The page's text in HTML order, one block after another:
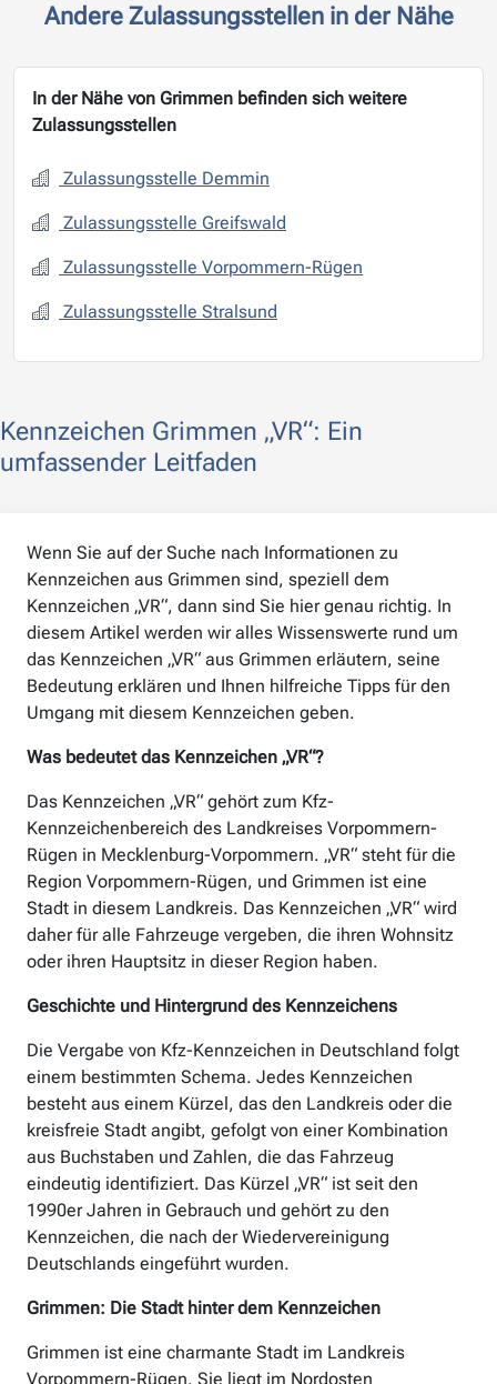
Andere Zulassungsstellen in der Nähe
In der Nähe von Grimmen befinden sich weitere
Zulassungsstellen
Zulassungsstelle Demmin
Zulassungsstelle Greifswald
Zulassungsstelle Vorpommern-Rügen
Zulassungsstelle Stralsund
Kennzeichen Grimmen „VR“: Ein
umfassender Leitfaden
Wenn Sie auf der Suche nach Informationen zu
Kennzeichen aus Grimmen sind, speziell dem
Kennzeichen „VR“, dann sind Sie hier genau richtig. In
diesem Artikel werden wir alles Wissenswerte rund um
das Kennzeichen „VR“ aus Grimmen erläutern, seine
Bedeutung erklären und Ihnen hilfreiche Tipps für den
Umgang mit diesem Kennzeichen geben.
Was bedeutet das Kennzeichen „VR“?
Das Kennzeichen „VR“ gehört zum Kfz-
Kennzeichenbereich des Landkreises Vorpommern-
Rügen in Mecklenburg-Vorpommern. „VR“ steht für die
Region Vorpommern-Rügen, und Grimmen ist eine
Stadt in diesem Landkreis. Das Kennzeichen „VR“ wird
daher für alle Fahrzeuge vergeben, die ihren Wohnsitz
oder ihren Hauptsitz in dieser Region haben.
Geschichte und Hintergrund des Kennzeichens
Die Vergabe von Kfz-Kennzeichen in Deutschland folgt
einem bestimmten Schema. Jedes Kennzeichen
besteht aus einem Kürzel, das den Landkreis oder die
kreisfreie Stadt angibt, gefolgt von einer Kombination
aus Buchstaben und Zahlen, die das Fahrzeug
eindeutig identifiziert. Das Kürzel „VR“ ist seit den
1990er Jahren in Gebrauch und gehört zu den
Kennzeichen, die nach der Wiedervereinigung
Deutschlands eingeführt wurden.
Grimmen: Die Stadt hinter dem Kennzeichen
Grimmen ist eine charmante Stadt im Landkreis
Vorpommern-Rügen. Sie liegt im Nordosten